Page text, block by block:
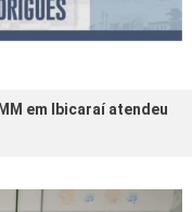
em Ibicaraí atendeu